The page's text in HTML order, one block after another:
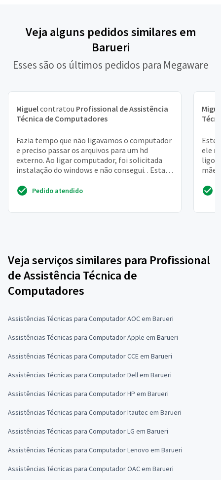
Veja alguns pedidos similares em
Barueri
Esses são os últimos pedidos para Megaware
Miguelcontratou Profissional de Assistência
Técnica de Computadores
Fazia tempo que não ligavamos o computador
e preciso passar os arquivos para um hd
externo. Ao ligar computador, foi solicitada
instalação do windows e não consegui. . Esta
Pedido atendido
Este
ele n
ligo
mãe,
Veja serviços similares para Profissional
de Assistência Técnica de
Computadores
Assistências Técnicas para Computador AOC em Barueri
Assistências Técnicas para Computador Apple em Barueri
Assistências Técnicas para Computador CCE em Barueri
Assistências Técnicas para Computador Dell em Barueri
Assistências Técnicas para Computador HP em Barueri
Assistências Técnicas para Computador Itautec em Barueri
Assistências Técnicas para Computador LG em Barueri
Assistências Técnicas para Computador Lenovo em Barueri
Assistências Técnicas para Computador OAC em Barueri